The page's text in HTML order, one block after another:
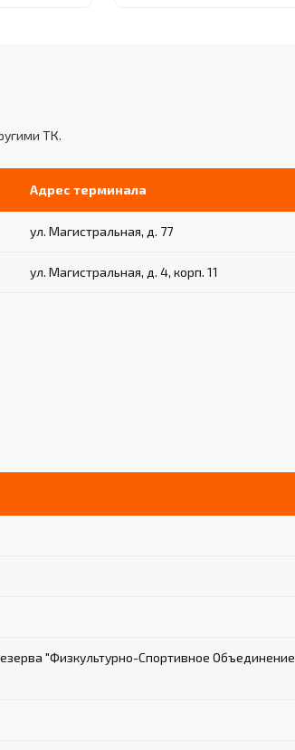
ТК.
Адрес терминала
ул. Магистральная, д. 77
ул. Магистральная, д. 4, корп. 11
"Физкультурно-Спортивное Объединение